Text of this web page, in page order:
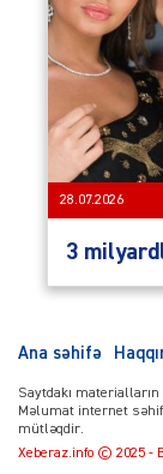
28.07.2026
3
Ana səhifə
Saytdakı
Məlumat internet
mütləqdir.
Xeberaz.info © 2025 -